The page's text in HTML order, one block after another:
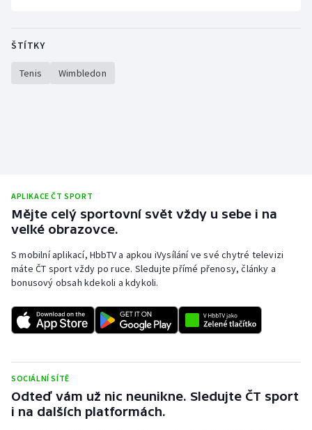
ŠTÍTKY
Tenis Wimbledon
APLIKACE ČT SPORT
Mějte celý sportovní svět vždy u sebe i na
velké obrazovce.
S mobilní aplikací, HbbTV a apkou iVysílání ve své chytré televizi
máte ČT sport vždy po ruce. Sledujte přímé přenosy, články a
bonusový obsah kdekoli a kdykoli.
SOCIÁLNÍ SÍTĚ
Odteď vám už nic neunikne. Sledujte ČT sport
i na dalších platformách.